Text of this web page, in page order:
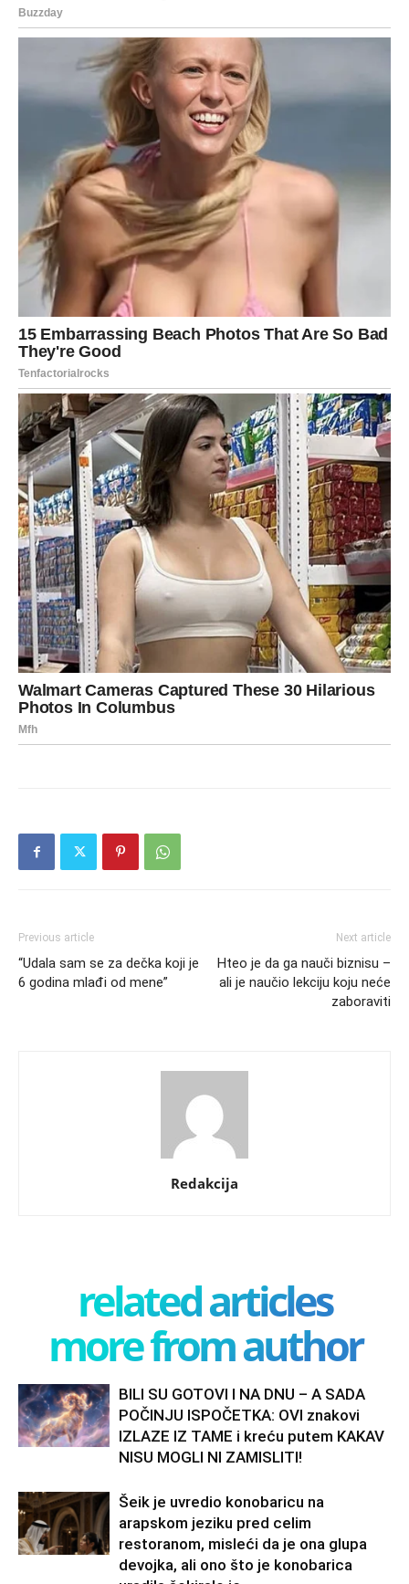
Previous article
“Udala sam se za dečka koji je
6 godina mlađi od mene”
Next article
Hteo je da ga nauči biznisu –
ali je naučio lekciju koju neće
zaboraviti
Redakcija
related articles
more from author
BILI SU GOTOVI I NA DNU – A SADA
POČINJU ISPOČETKA: OVI znakovi
IZLAZE IZ TAME i kreću putem KAKAV
NISU MOGLI NI ZAMISLITI!
Šeik je uvredio konobaricu na
arapskom jeziku pred celim
restoranom, misleći da je ona glupa
devojka, ali ono što je konobarica